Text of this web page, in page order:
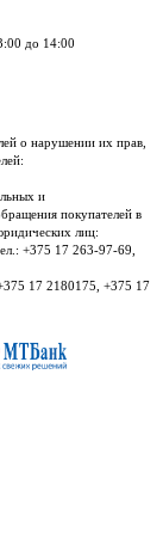
до 14:00
о нарушении их прав,
и
покупателей в
лиц:
+375 17 263-97-69,
17 2180175, +375 17